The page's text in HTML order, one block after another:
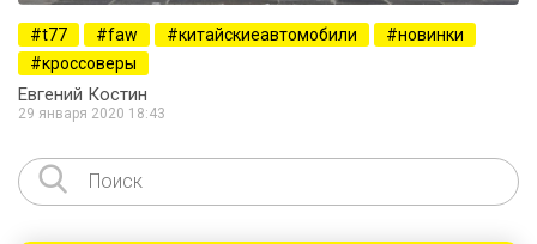
t77 faw китайскиеавтомобили
новинки
кроссоверы
Евгений Костин
29 января 2020 18:43